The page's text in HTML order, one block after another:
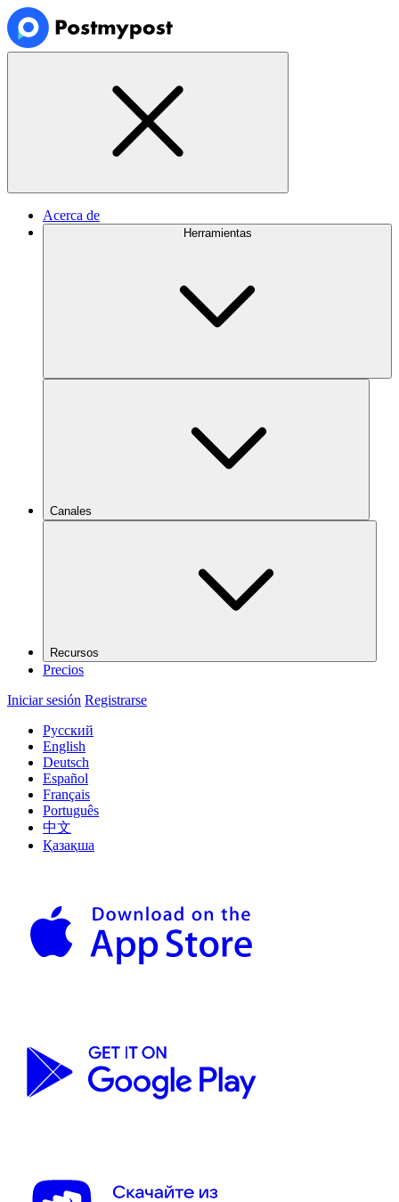
Acerca de
Herramientas
Canales
Recursos
Precios
Iniciar sesión Registrarse
Русский
English
Deutsch
Español
Français
Português
中文
Қазақша